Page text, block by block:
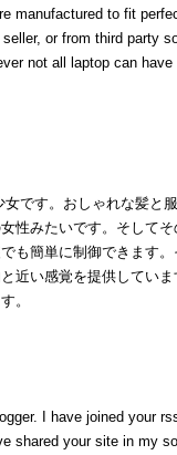
manufactured to fit
or from third party
not all laptop can
です。おしゃれな髪と
性みたいです。そして
も簡単に制御できます
近い感覚を提供してい
。
I have joined your
shared your site in my